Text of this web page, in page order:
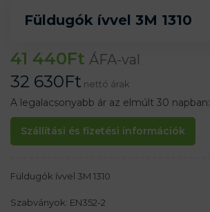
Füldugók ívvel 3M 1310
41 440Ft ÁFA-val
32 630Ft nettó árak
A legalacsonyabb ár az elmúlt 30 napban:
Szállítási és fizetési információk
Füldugók ívvel 3M 1310
Szabványok: EN352-2